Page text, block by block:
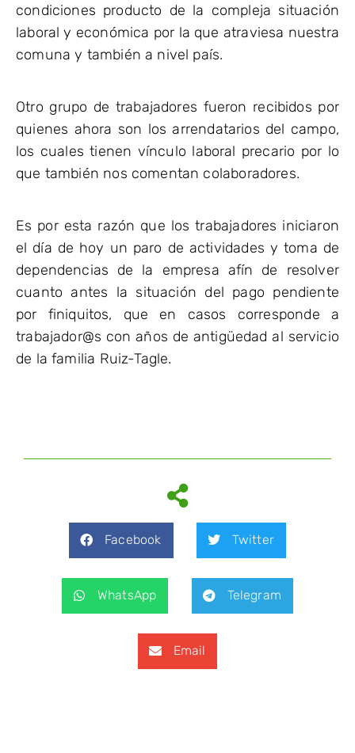
condiciones producto de la compleja situación
laboral y económica por la que atraviesa nuestra
comuna y también a nivel país.
Otro grupo de trabajadores fueron recibidos por
quienes ahora son los arrendatarios del campo,
los cuales tienen vínculo laboral precario por lo
que también nos comentan colaboradores.
Es por esta razón que los trabajadores iniciaron
el día de hoy un paro de actividades y toma de
dependencias de la empresa afín de resolver
cuanto antes la situación del pago pendiente
por finiquitos, que en casos corresponde a
trabajador@s con años de antigüedad al servicio
de la familia Ruiz-Tagle.
Facebook Twitter
WhatsApp Telegram
Email